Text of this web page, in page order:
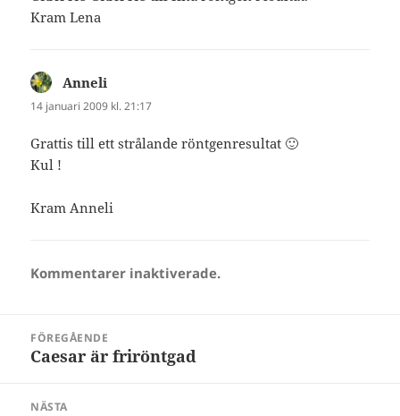
Kram Lena
Anneli
14 januari 2009 kl. 21:17
Grattis till ett strålande röntgenresultat 🙂
Kul !
Kram Anneli
Kommentarer inaktiverade.
FÖREGÅENDE
Föregående
Caesar är friröntgad
NÄSTA